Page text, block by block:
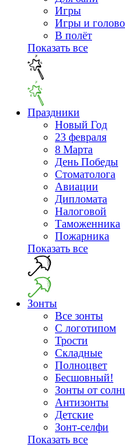
Игры
Игры и
В полёт
Показать все
Праздники
Новый Год
23 февраля
8 Марта
День Победы
Cтоматолога
Авиации
Дипломата
Налоговой
Таможенника
Пожарника
Показать все
Зонты
Все зонты
С логотипом
Трости
Складные
Полноцвет
Бесшовный!
Зонты от
Антизонты
Детские
Зонт-селфи
Показать все